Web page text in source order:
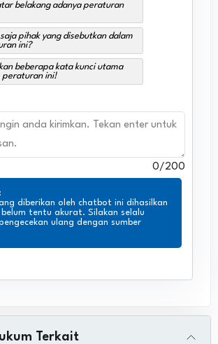
belakang adanya peraturan
pihak yang disebutkan dalam
ini?
beberapa kata kunci utama
peraturan ini!
0/200
:
diberikan oleh chatbot ini dihasilkan
tentu akurat. Silakan selalu
ulang dengan sumber
Terkait